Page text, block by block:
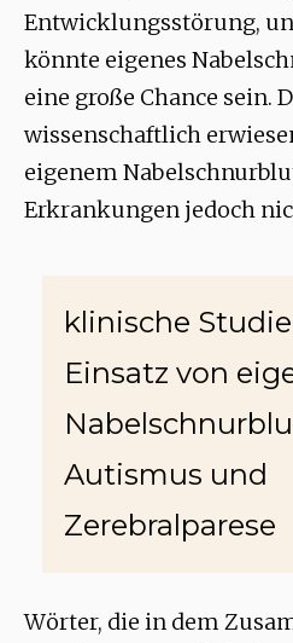
Entwicklungsstörung,
könnte eigenes
eine große Chance sein.
wissenschaftlich
eigenem
Erkrankungen jedoch
klinische
Einsatz von
Autismus und
Zerebralparese
Wörter, die in dem